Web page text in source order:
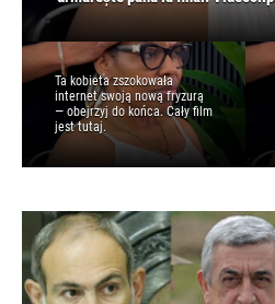
Ta kobieta zszokowała
internet swoją nową fryzurą
— obejrzyj do końca. Cały film
jest tutaj.